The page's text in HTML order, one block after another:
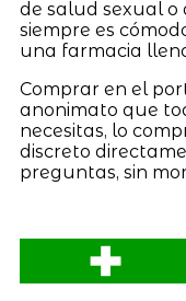
de salud sexual o
siempre es
una farmacia
Comprar en el
anonimato que
necesitas, lo
discreto
preguntas, sin